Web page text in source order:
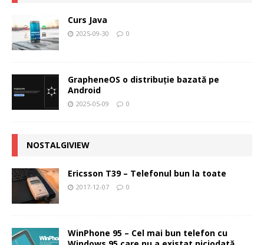
Curs Java
2025-09-30 0
GrapheneOS o distribuție bazată pe
Android
2025-05-09 0
NOSTALGIVIEW
Ericsson T39 – Telefonul bun la toate
2017-12-07 0
WinPhone 95 – Cel mai bun telefon cu